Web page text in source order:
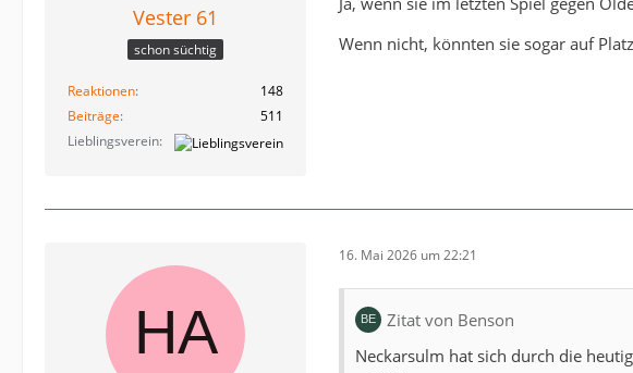
Vester 61
schon süchtig
Reaktionen
148
Beiträge
511
Lieblingsverein
Wenn nicht, könnten sie sogar auf
16. Mai 2026 um 22:21
Zitat von Benson
Neckarsulm hat sich durch die